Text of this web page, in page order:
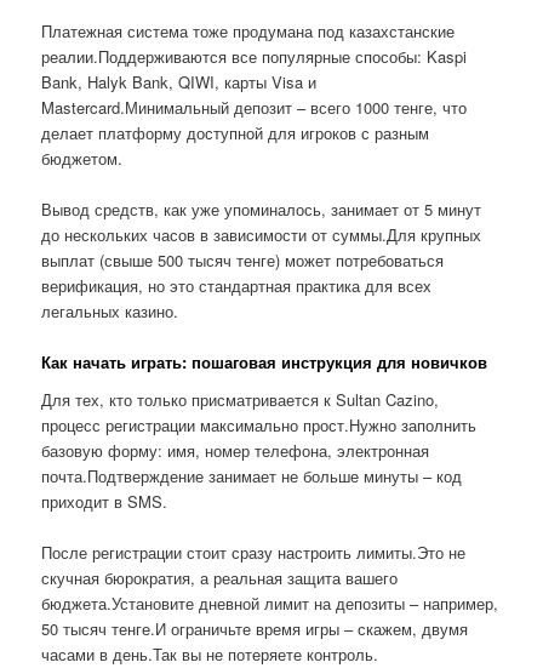
Платежная система тоже продумана под казахстанские
реалии.Поддерживаются все популярные способы: Kaspi
Bank, Halyk Bank, QIWI, карты Visa и
Mastercard.Минимальный депозит – всего 1000 тенге, что
делает платформу доступной для игроков с разным
бюджетом.
Вывод средств, как уже упоминалось, занимает от 5 минут
до нескольких часов в зависимости от суммы.Для крупных
выплат (свыше 500 тысяч тенге) может потребоваться
верификация, но это стандартная практика для всех
легальных казино.
Как начать играть: пошаговая инструкция для новичков
Для тех, кто только присматривается к Sultan Cazino,
процесс регистрации максимально прост.Нужно заполнить
базовую форму: имя, номер телефона, электронная
почта.Подтверждение занимает не больше минуты – код
приходит в SMS.
После регистрации стоит сразу настроить лимиты.Это не
скучная бюрократия, а реальная защита вашего
бюджета.Установите дневной лимит на депозиты – например,
50 тысяч тенге.И ограничьте время игры – скажем, двумя
часами в день.Так вы не потеряете контроль.